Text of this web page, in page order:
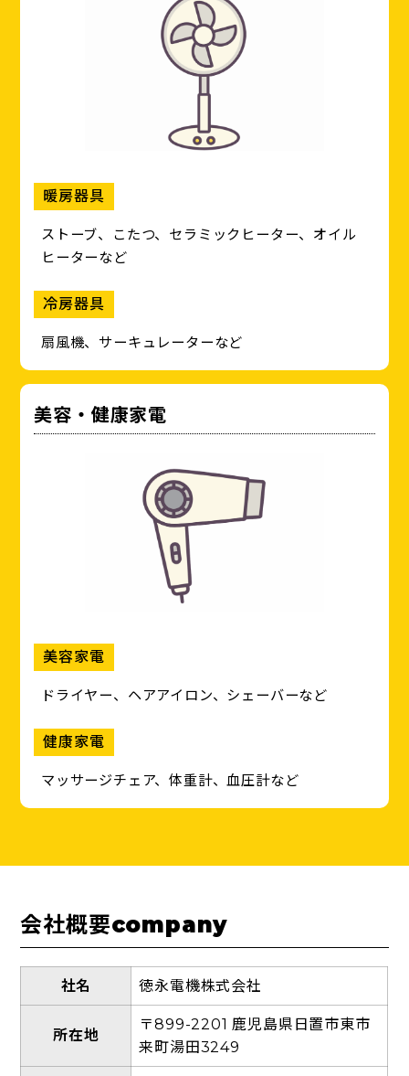
暖房器具
ストーブ、こたつ、セラミックヒーター、オイル
ヒーターなど
冷房器具
扇風機、サーキュレーターなど
美容・健康家電
美容家電
ドライヤー、ヘアアイロン、シェーバーなど
健康家電
マッサージチェア、体重計、血圧計など
会社概要company
社名 徳永電機株式会社
所在地
〒899-2201 鹿児島県日置市東市
来町湯田3249